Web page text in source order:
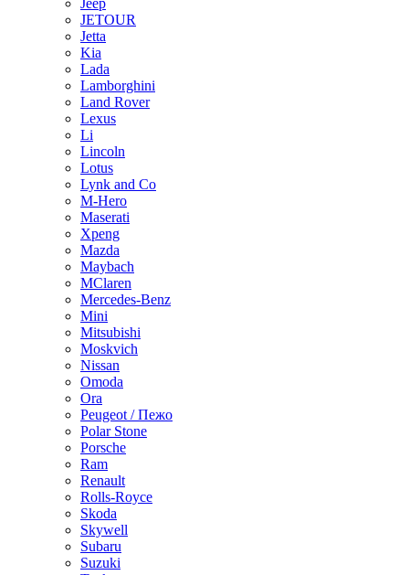
Jeep
JETOUR
Jetta
Kia
Lada
Lamborghini
Land Rover
Lexus
Li
Lincoln
Lotus
Lynk and Co
M-Hero
Maserati
Xpeng
Mazda
Maybach
MClaren
Mercedes-Benz
Mini
Mitsubishi
Moskvich
Nissan
Omoda
Ora
Peugeot / Пежо
Polar Stone
Porsche
Ram
Renault
Rolls-Royce
Skoda
Skywell
Subaru
Suzuki